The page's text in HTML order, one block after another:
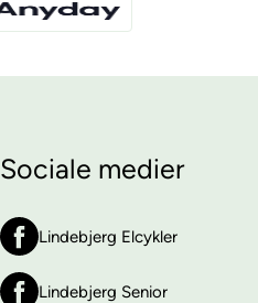
Sociale medier
Lindebjerg Elcykler
Lindebjerg Senior